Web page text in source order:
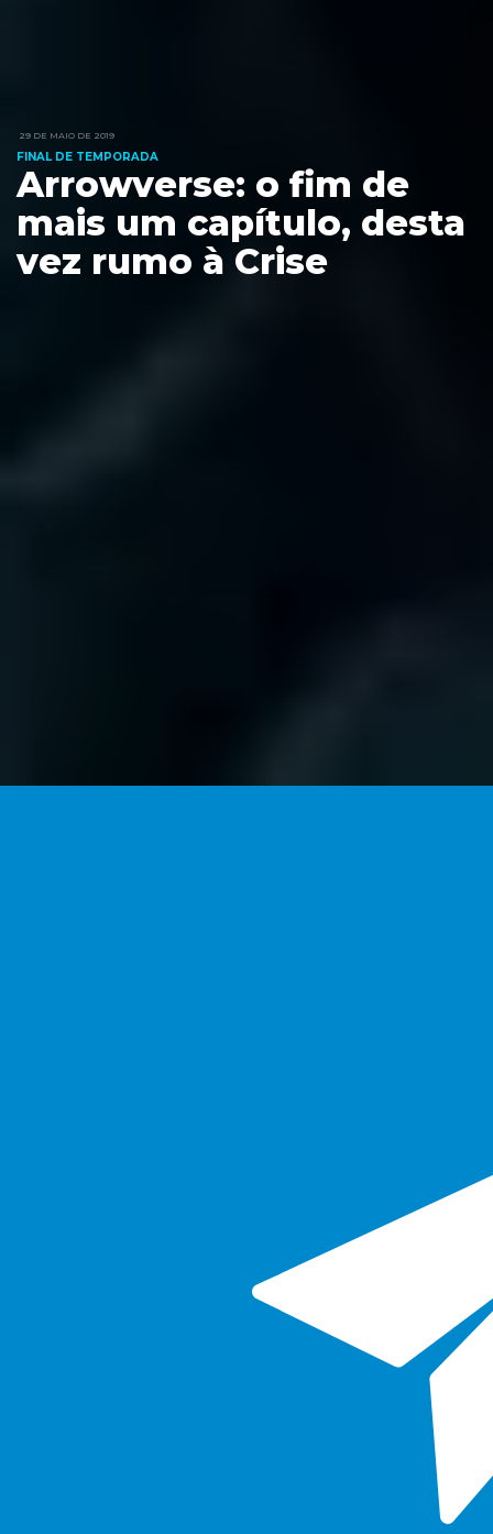
29 DE MAIO DE 2019
FINAL DE TEMPORADA
Arrowverse: o fim de
mais um capítulo, desta
vez rumo à Crise